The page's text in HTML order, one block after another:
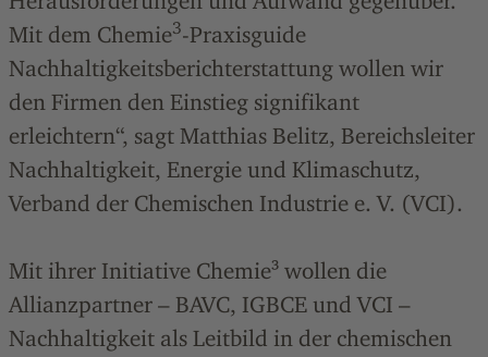
Mit dem Chemie3-Praxisguide
Nachhaltigkeitsberichterstattung wollen wir
den Firmen den Einstieg signifikant
erleichtern“, sagt Matthias Belitz, Bereichsleiter
Nachhaltigkeit, Energie und Klimaschutz,
Verband der Chemischen Industrie e. V. (VCI).
Mit ihrer Initiative Chemie³ wollen die
Allianzpartner – BAVC, IGBCE und VCI –
Nachhaltigkeit als Leitbild in der chemischen